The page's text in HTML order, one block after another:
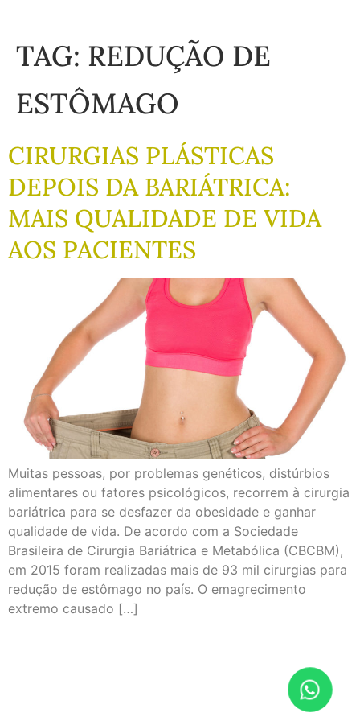
TAG: REDUÇÃO DE
ESTÔMAGO
CIRURGIAS PLÁSTICAS
DEPOIS DA BARIÁTRICA:
MAIS QUALIDADE DE VIDA
AOS PACIENTES
Muitas pessoas, por problemas genéticos, distúrbios
alimentares ou fatores psicológicos, recorrem à cirurgia
bariátrica para se desfazer da obesidade e ganhar
qualidade de vida. De acordo com a Sociedade
Brasileira de Cirurgia Bariátrica e Metabólica (CBCBM),
em 2015 foram realizadas mais de 93 mil cirurgias para
redução de estômago no país. O emagrecimento
extremo causado […]